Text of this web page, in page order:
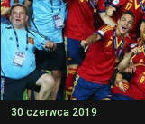
30 czerwca 2019